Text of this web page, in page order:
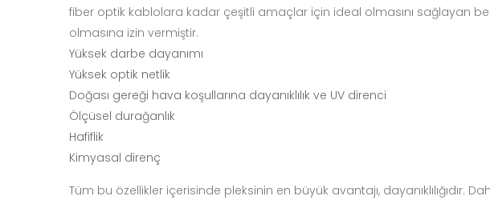
fiber optik kablolara kadar çeşitli amaçlar için ideal olmasını sağlayan
olmasına izin vermiştir.
Yüksek darbe dayanımı
Yüksek optik netlik
Doğası gereği hava koşullarına dayanıklılık ve UV direnci
Ölçüsel durağanlık
Hafiflik
Kimyasal direnç
Tüm bu özellikler içerisinde pleksinin en büyük avantajı, dayanıklılığıdır.